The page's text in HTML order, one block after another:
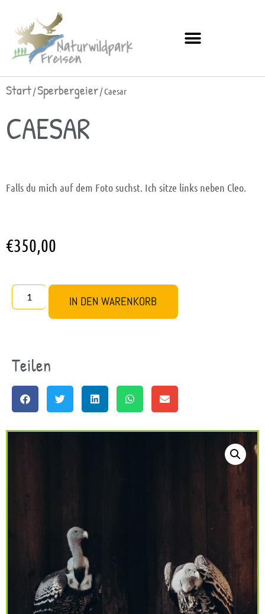
Start/Sperbergeier/ Caesar
CAESAR
Falls du mich auf dem Foto suchst. Ich sitze links neben Cleo.
€350,00
IN DEN WARENKORB
Teilen